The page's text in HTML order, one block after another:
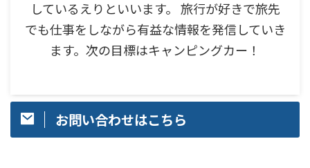
しているえりといいます。 旅行が好きで旅先
でも仕事をしながら有益な情報を発信していき
ます。次の目標はキャンピングカー！
お問い合わせはこちら